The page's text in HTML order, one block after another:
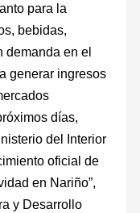
para la
bebidas,
demanda en el
generar ingresos
días,
del Interior
oficial de
en Nariño”,
y Desarrollo